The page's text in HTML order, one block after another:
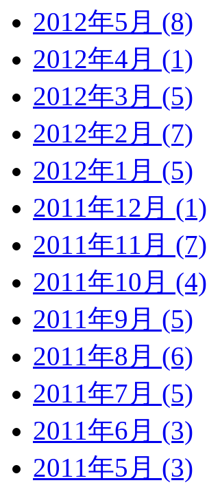
2012年5月 (8)
2012年4月 (1)
2012年3月 (5)
2012年2月 (7)
2012年1月 (5)
2011年12月 (1)
2011年11月 (7)
2011年10月 (4)
2011年9月 (5)
2011年8月 (6)
2011年7月 (5)
2011年6月 (3)
2011年5月 (3)